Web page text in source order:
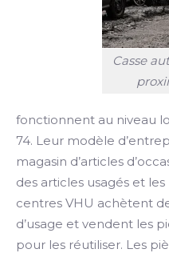
Casse
fonctionnent au niveau
74. Leur modèle
magasin d’articles
des articles usagés et
centres VHU achètent
d’usage et vendent les
pour les réutiliser. Les